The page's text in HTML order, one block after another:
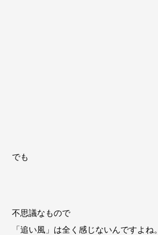
でも
不思議なもので
「追い風」は全く感じないんですよね。